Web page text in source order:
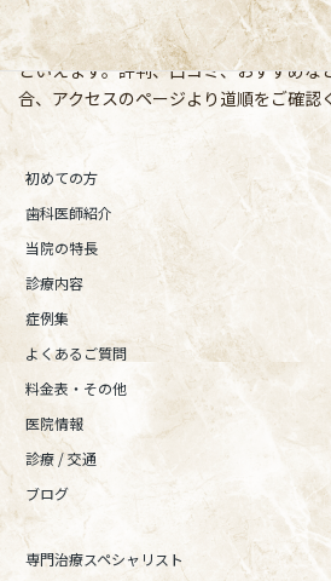
ぐでとても通いやすい場所にある歯医者
宿、東京都内、隣接県や遠方からも患者
といえます。評判、口コミ、おすすめな
合、アクセスのページより道順をご確認
初めての方
歯科医師紹介
当院の特長
診療内容
症例集
よくあるご質問
料金表・その他
医院情報
診療 / 交通
ブログ
専門治療スペシャリスト